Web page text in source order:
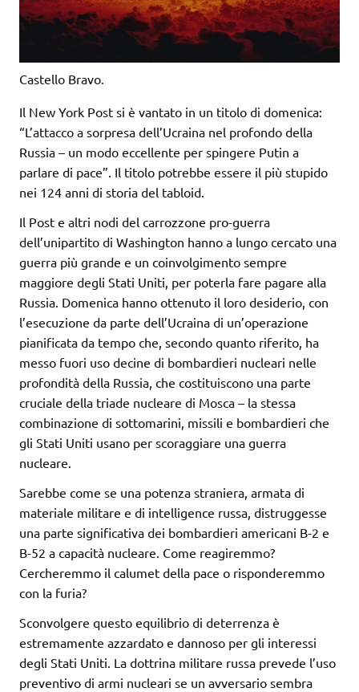
Castello Bravo.
Il New York Post si è vantato in un titolo di domenica:
“L’attacco a sorpresa dell’Ucraina nel profondo della
Russia – un modo eccellente per spingere Putin a
parlare di pace”. Il titolo potrebbe essere il più stupido
nei 124 anni di storia del tabloid.
Il Post e altri nodi del carrozzone pro-guerra
dell’unipartito di Washington hanno a lungo cercato una
guerra più grande e un coinvolgimento sempre
maggiore degli Stati Uniti, per poterla fare pagare alla
Russia. Domenica hanno ottenuto il loro desiderio, con
l’esecuzione da parte dell’Ucraina di un’operazione
pianificata da tempo che, secondo quanto riferito, ha
messo fuori uso decine di bombardieri nucleari nelle
profondità della Russia, che costituiscono una parte
cruciale della triade nucleare di Mosca – la stessa
combinazione di sottomarini, missili e bombardieri che
gli Stati Uniti usano per scoraggiare una guerra
nucleare.
Sarebbe come se una potenza straniera, armata di
materiale militare e di intelligence russa, distruggesse
una parte significativa dei bombardieri americani B-2 e
B-52 a capacità nucleare. Come reagiremmo?
Cercheremmo il calumet della pace o risponderemmo
con la furia?
Sconvolgere questo equilibrio di deterrenza è
estremamente azzardato e dannoso per gli interessi
degli Stati Uniti. La dottrina militare russa prevede l’uso
preventivo di armi nucleari se un avversario sembra